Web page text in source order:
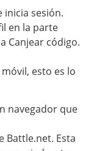
inicia sesión.
en la parte
Canjear código.
esto es lo
navegador que
Battle.net. Esta